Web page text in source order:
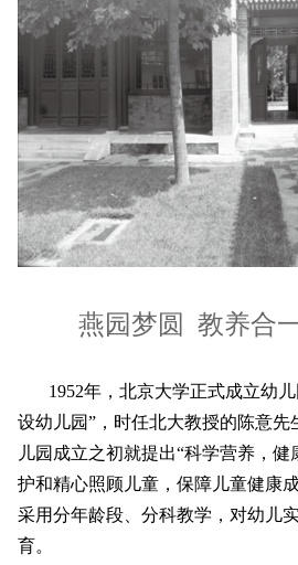
燕园梦圆 教养合
1952年，北京大学正式成立幼
设幼儿园”，时任北大教授的陈意先
儿园成立之初就提出“科学营养，
护和精心照顾儿童，保障儿童健康
采用分年龄段、分科教学，对幼儿
育。